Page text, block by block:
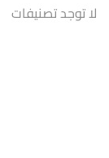
لا توجد تصنيفات